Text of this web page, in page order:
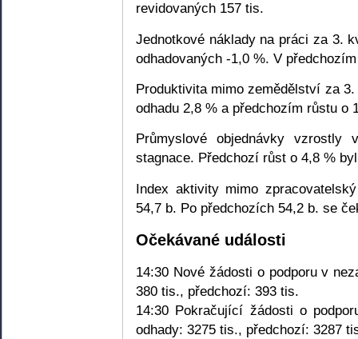
revidovaných 157 tis.
Jednotkové náklady na práci za 3.
odhadovaných -1,0 %. V
Produktivita mimo zemědělství za
odhadu 2,8 % a předchozím růstu o
Průmyslové objednávky
stagnace. Předchozí růst o 4,8 %
Index aktivity mimo
54,7 b. Po předchozích 54,2 b. se
Očekávané události
14:30 Nové žádosti o podporu v
380 tis., předchozí: 393 tis.
14:30 Pokračující žádosti o
odhady: 3275 tis., předchozí: 3287